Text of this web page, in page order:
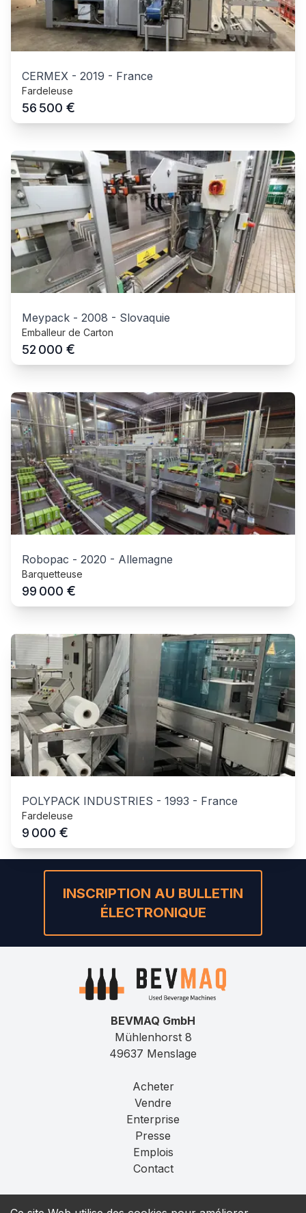
CERMEX - 2019 - France
Fardeleuse
56 500 €
Meypack - 2008 - Slovaquie
Emballeur de Carton
52 000 €
Robopac - 2020 - Allemagne
Barquetteuse
99 000 €
POLYPACK INDUSTRIES - 1993 - France
Fardeleuse
9 000 €
INSCRIPTION AU BULLETIN
ÉLECTRONIQUE
BEVMAQ GmbH
Mühlenhorst 8
49637 Menslage
Acheter
Vendre
Enterprise
Presse
Emplois
Contact